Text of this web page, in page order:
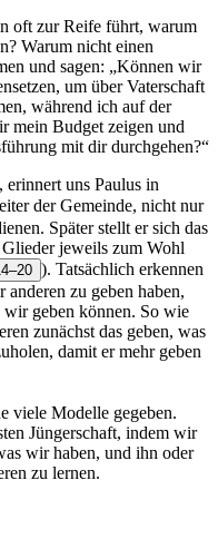
oft zur Reife führt, warum
Warum nicht einen
und sagen: „Können wir
um über Vaterschaft
während ich auf der
mein Budget zeigen und
mit dir durchgehen?“
uns Paulus in
der Gemeinde, nicht nur
Später stellt er sich das
jeweils zum Wohl
). Tatsächlich erkennen
zu geben haben,
wir geben können. So wie
zunächst das geben, was
damit er mehr geben
viele Modelle gegeben.
Jüngerschaft, indem wir
wir haben, und ihn oder
zu lernen.